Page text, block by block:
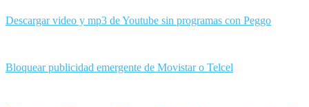
Descargar video y mp3 de Youtube sin programas con Peggo
Bloquear publicidad emergente de Movistar o Telcel